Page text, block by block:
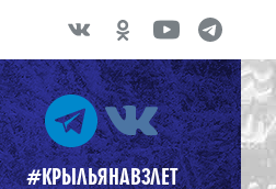
#КРЫЛЬЯНАВЗЛЕТ